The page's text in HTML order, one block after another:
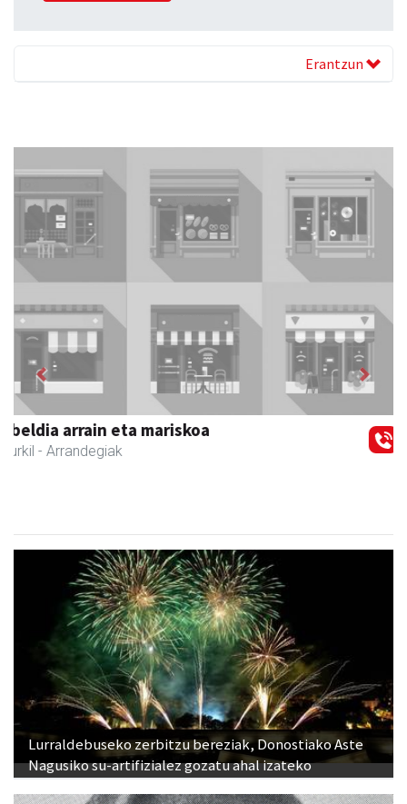
Erantzun
Joxean harategia
Zizurkil - Harategiak
Previous Next
Lurraldebuseko zerbitzu bereziak, Donostiako Aste
Nagusiko su-artifizialez gozatu ahal izateko